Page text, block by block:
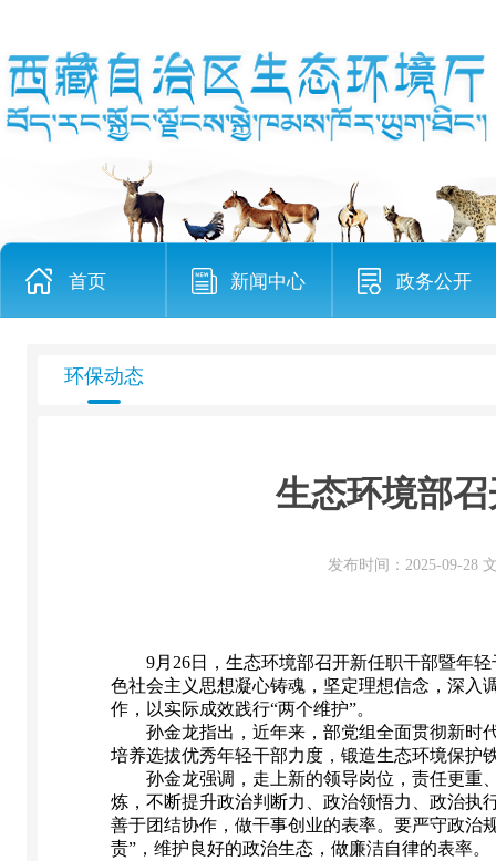
首页 新闻中心 政务公开
环保动态
生态环境部
发布时间：2025-09-28
9月26日，生态环境部召开新任职干部暨年轻
色社会主义思想凝心铸魂，坚定理想信念，深入
作，以实际成效践行“两个维护”。
孙金龙指出，近年来，部党组全面贯彻新时
培养选拔优秀年轻干部力度，锻造生态环境保护
孙金龙强调，走上新的领导岗位，责任更重
炼，不断提升政治判断力、政治领悟力、政治执
善于团结协作，做干事创业的表率。要严守政治
责”，维护良好的政治生态，做廉洁自律的表率。